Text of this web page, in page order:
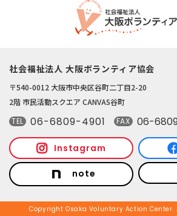
社会福祉法人 大阪ボランティア協会
〒540-0012 大阪市中央区谷町二丁目2-20
2階 市民活動スクエア CANVAS谷町
TEL 06-6809-4901 FAX 06-
Instagram
note
Copyright Osaka Voluntary Action